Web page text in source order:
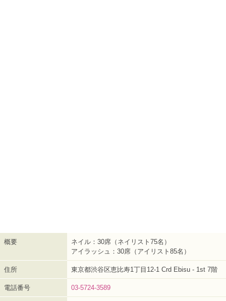
概要
ネイル：30席（ネイリスト75名）
アイラッシュ：30席（アイリスト85名）
住所 東京都渋谷区恵比寿1丁目12-1 Crd Ebisu - 1st 7階
電話番号 03-5724-3589